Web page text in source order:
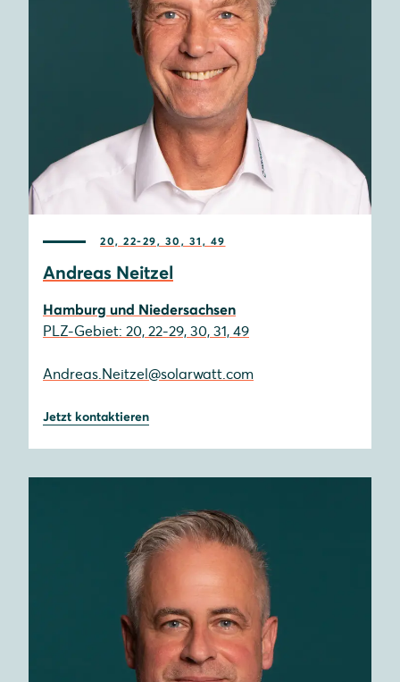
20, 22-29, 30, 31, 49
Andreas Neitzel
Hamburg und Niedersachsen
PLZ-Gebiet: 20, 22-29, 30, 31, 49
Andreas.Neitzel@solarwatt.com
Jetzt kontaktieren